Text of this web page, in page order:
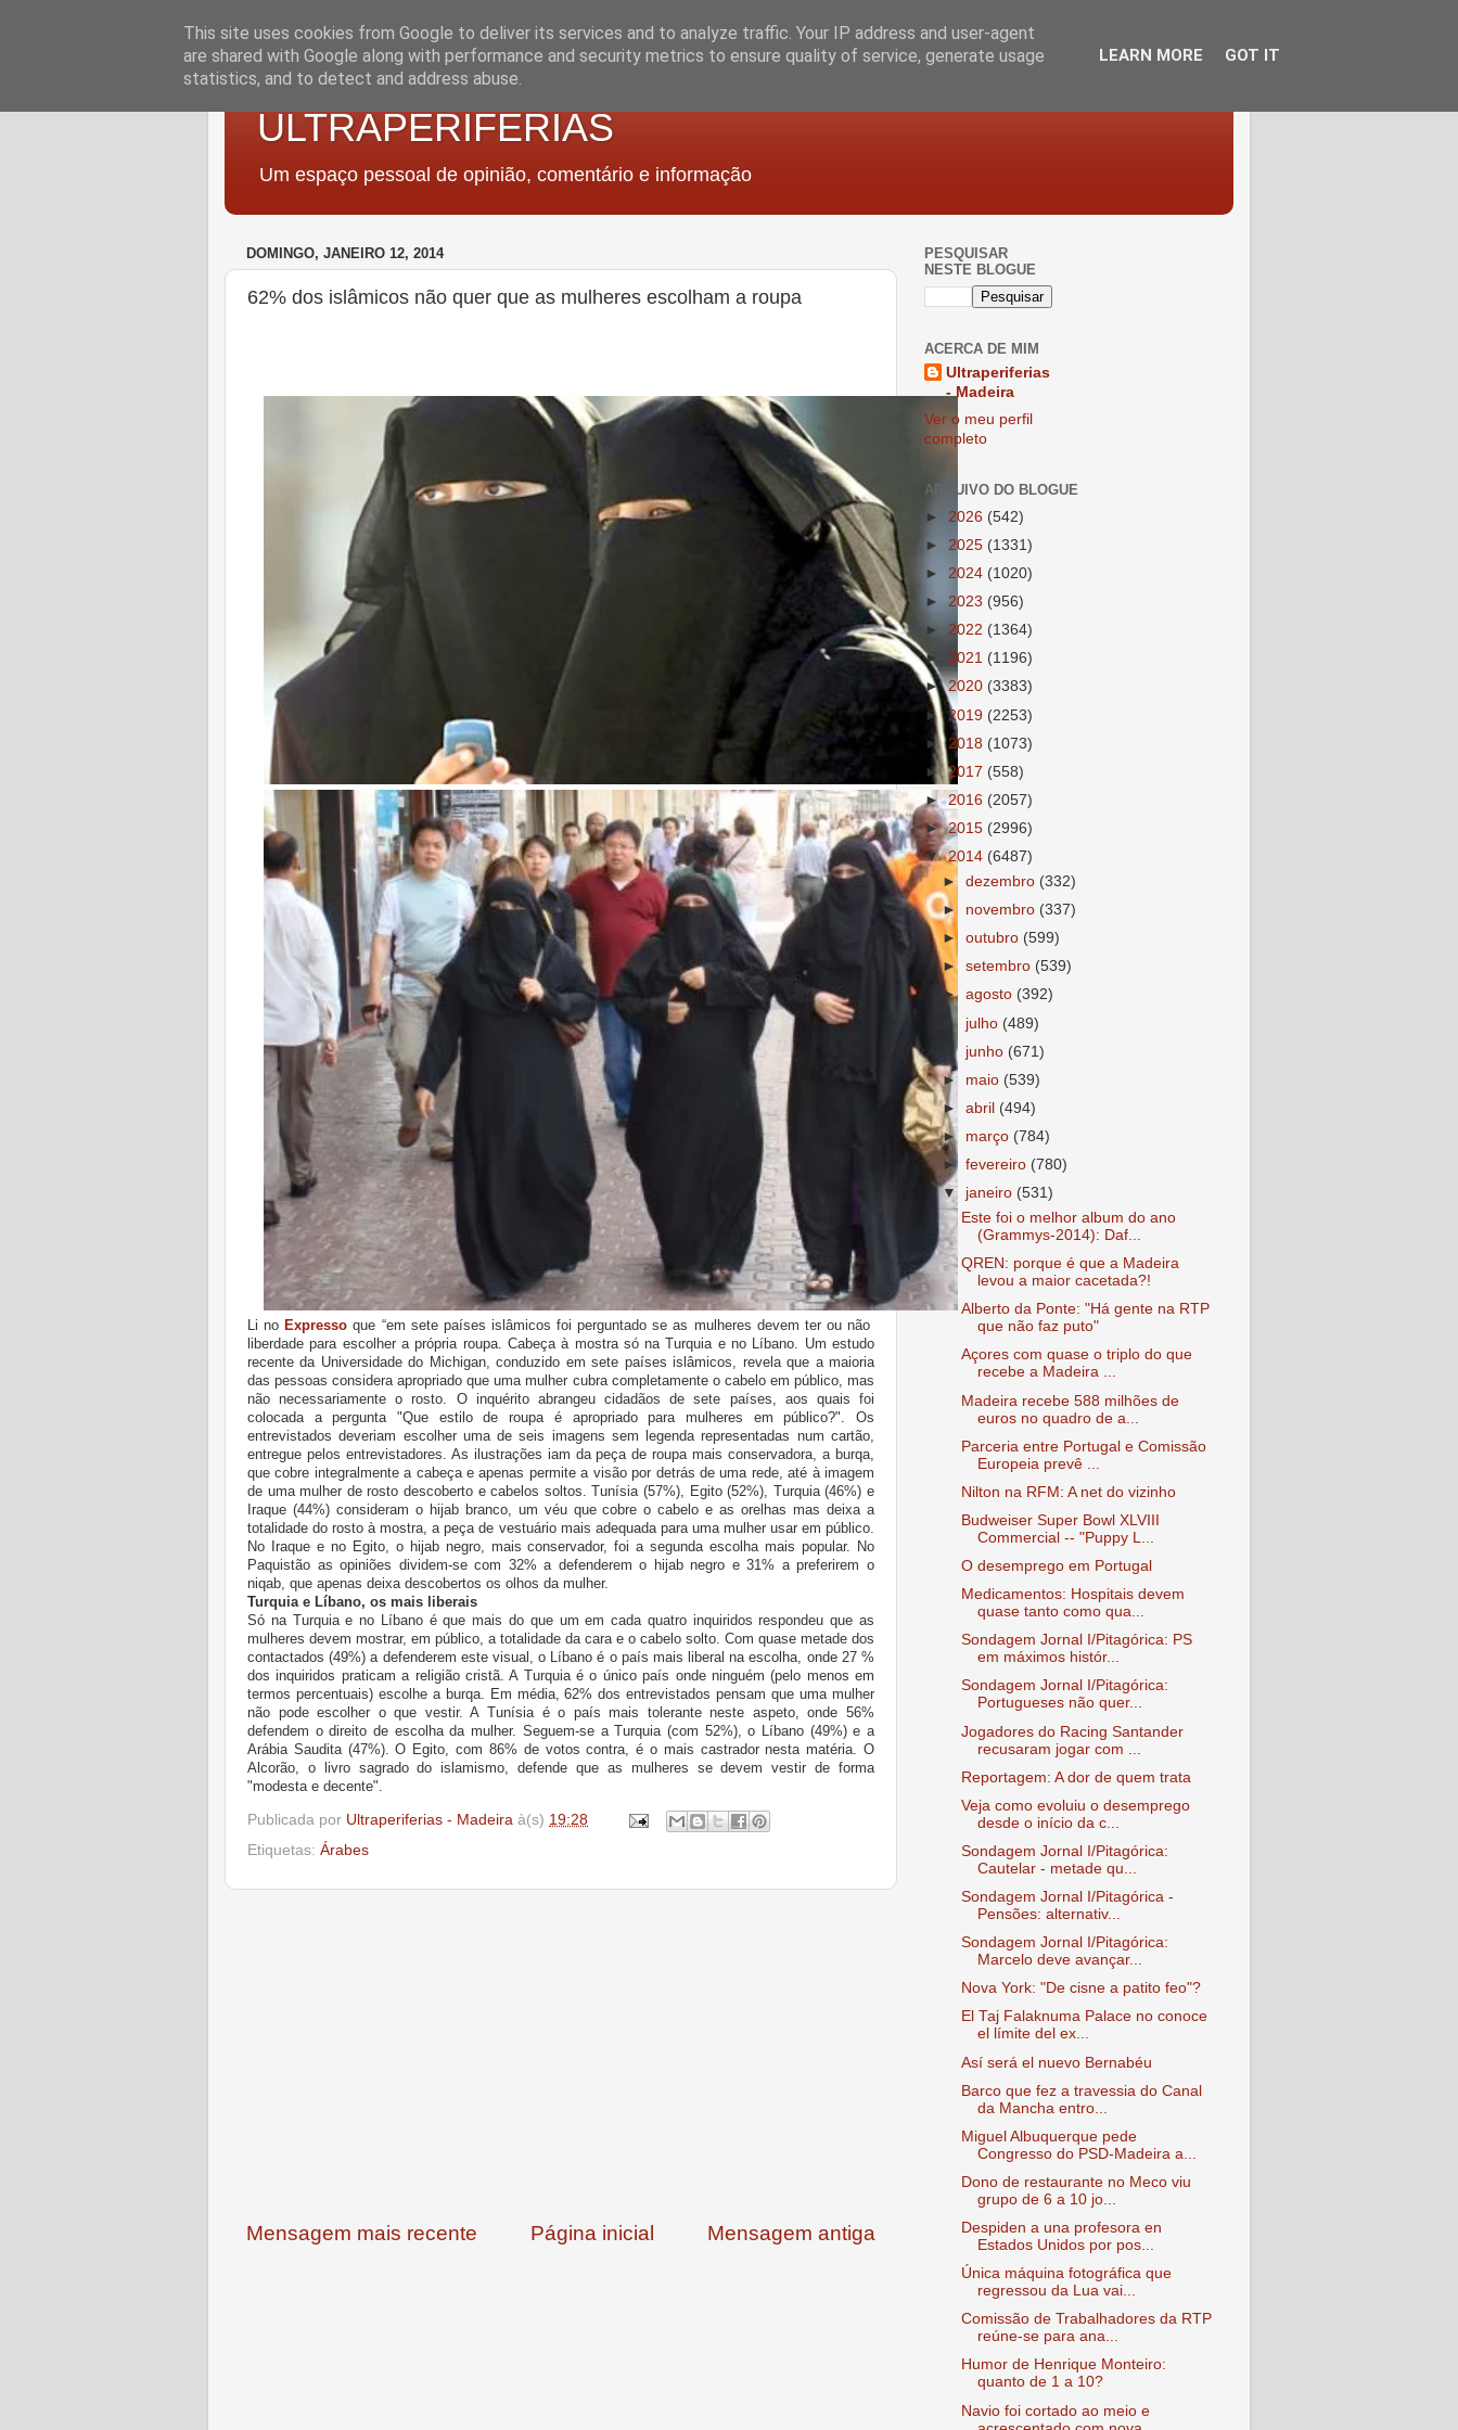
ULTRAPERIFERIAS
Um espaço pessoal de opinião, comentário e informação
DOMINGO, JANEIRO 12, 2014
62% dos islâmicos não quer que as mulheres escolham a roupa
Li no Expresso que “em sete países islâmicos foi perguntado se as mulheres devem ter ou não
liberdade para escolher a própria roupa. Cabeça à mostra só na Turquia e no Líbano. Um estudo
recente da Universidade do Michigan, conduzido em sete países islâmicos, revela que a maioria
das pessoas considera apropriado que uma mulher cubra completamente o cabelo em público, mas
não necessariamente o rosto. O inquérito abrangeu cidadãos de sete países, aos quais foi
colocada a pergunta "Que estilo de roupa é apropriado para mulheres em público?". Os
entrevistados deveriam escolher uma de seis imagens sem legenda representadas num cartão,
entregue pelos entrevistadores. As ilustrações iam da peça de roupa mais conservadora, a burqa,
que cobre integralmente a cabeça e apenas permite a visão por detrás de uma rede, até à imagem
de uma mulher de rosto descoberto e cabelos soltos. Tunísia (57%), Egito (52%), Turquia (46%) e
Iraque (44%) consideram o hijab branco, um véu que cobre o cabelo e as orelhas mas deixa a
totalidade do rosto à mostra, a peça de vestuário mais adequada para uma mulher usar em público.
No Iraque e no Egito, o hijab negro, mais conservador, foi a segunda escolha mais popular. No
Paquistão as opiniões dividem-se com 32% a defenderem o hijab negro e 31% a preferirem o
niqab, que apenas deixa descobertos os olhos da mulher.
Turquia e Líbano, os mais liberais
Só na Turquia e no Líbano é que mais do que um em cada quatro inquiridos respondeu que as
mulheres devem mostrar, em público, a totalidade da cara e o cabelo solto. Com quase metade dos
contactados (49%) a defenderem este visual, o Líbano é o país mais liberal na escolha, onde 27 %
dos inquiridos praticam a religião cristã. A Turquia é o único país onde ninguém (pelo menos em
termos percentuais) escolhe a burqa. Em média, 62% dos entrevistados pensam que uma mulher
não pode escolher o que vestir. A Tunísia é o país mais tolerante neste aspeto, onde 56%
defendem o direito de escolha da mulher. Seguem-se a Turquia (com 52%), o Líbano (49%) e a
Arábia Saudita (47%). O Egito, com 86% de votos contra, é o mais castrador nesta matéria. O
Alcorão, o livro sagrado do islamismo, defende que as mulheres se devem vestir de forma
"modesta e decente".
Publicada por Ultraperiferias - Madeira à(s) 19:28
Etiquetas: Árabes
Mensagem mais recente Mensagem antiga
Página inicial
PESQUISAR
NESTE BLOGUE
ACERCA DE MIM
Ultraperiferias
- Madeira
Ver o meu perfil
completo
ARQUIVO DO BLOGUE
► 2026 (542)
► 2025 (1331)
► 2024 (1020)
► 2023 (956)
► 2022 (1364)
► 2021 (1196)
►2020 (3383)
► 2019 (2253)
►2018 (1073)
►2017 (558)
►2016 (2057)
►2015 (2996)
▼2014 (6487)
►dezembro (332)
► novembro (337)
►outubro (599)
►setembro (539)
►agosto (392)
► julho (489)
► junho (671)
► maio (539)
►abril (494)
► março (784)
►fevereiro (780)
▼ janeiro (531)
Este foi o melhor album do ano
(Grammys-2014): Daf...
QREN: porque é que a Madeira
levou a maior cacetada?!
Alberto da Ponte: "Há gente na RTP
que não faz puto"
Açores com quase o triplo do que
recebe a Madeira ...
Madeira recebe 588 milhões de
euros no quadro de a...
Parceria entre Portugal e Comissão
Europeia prevê ...
Nilton na RFM: A net do vizinho
Budweiser Super Bowl XLVIII
Commercial -- "Puppy L...
O desemprego em Portugal
Medicamentos: Hospitais devem
quase tanto como qua...
Sondagem Jornal I/Pitagórica: PS
em máximos histór...
Sondagem Jornal I/Pitagórica:
Portugueses não quer...
Jogadores do Racing Santander
recusaram jogar com ...
Reportagem: A dor de quem trata
Veja como evoluiu o desemprego
desde o início da c...
Sondagem Jornal I/Pitagórica:
Cautelar - metade qu...
Sondagem Jornal I/Pitagórica -
Pensões: alternativ...
Sondagem Jornal I/Pitagórica:
Marcelo deve avançar...
Nova York: "De cisne a patito feo"?
El Taj Falaknuma Palace no conoce
el límite del ex...
Así será el nuevo Bernabéu
Barco que fez a travessia do Canal
da Mancha entro...
Miguel Albuquerque pede
Congresso do PSD-Madeira a...
Dono de restaurante no Meco viu
grupo de 6 a 10 jo...
Despiden a una profesora en
Estados Unidos por pos...
Única máquina fotográfica que
regressou da Lua vai...
Comissão de Trabalhadores da RTP
reúne-se para ana...
Humor de Henrique Monteiro:
quanto de 1 a 10?
Navio foi cortado ao meio e
This site uses cookies from Google to deliver its services and to analyze traffic. Your IP address and user-agent
are shared with Google along with performance and security metrics to ensure quality of service, generate usage
statistics, and to detect and address abuse.
LEARN MORE GOT IT